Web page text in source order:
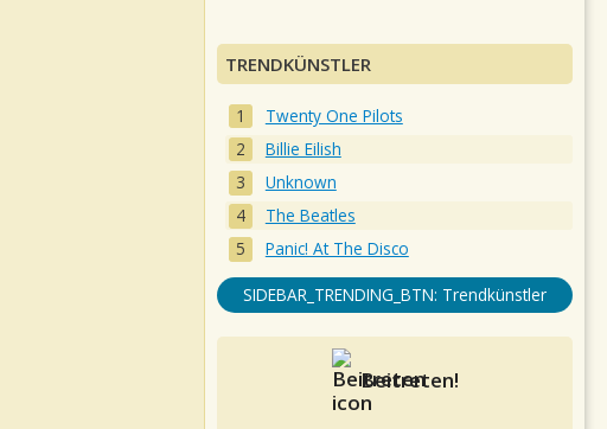
TRENDKÜNSTLER
Twenty One Pilots
Billie Eilish
Unknown
The Beatles
Panic! At The Disco
SIDEBAR_TRENDING_BTN: Trendkünstler
Beitreten!